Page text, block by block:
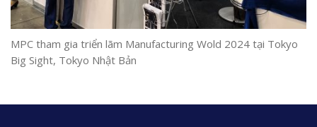
MPC tham gia triển lãm Manufacturing Wold 2024 tại Tokyo
Big Sight, Tokyo Nhật Bản